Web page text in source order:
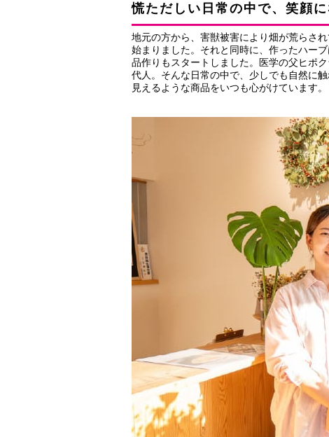
慌ただしい日常の中で、笑顔
地元の方から、害獣被害により畑が荒らさ
始まりました。それと同時に、作ったハー
品作りもスタートしました。医学の父ヒポ
代人。そんな日常の中で、少しでも自然に
見えるような商品をいつも心がけています。